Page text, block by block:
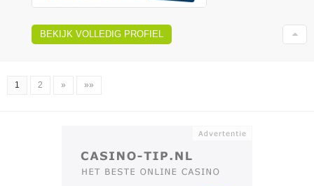
BEKIJK VOLLEDIG PROFIEL
1 2 » »»